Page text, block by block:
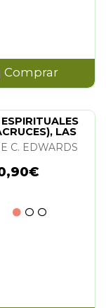
Comprar
ESPIRITUALES
LAS
C. EDWARDS